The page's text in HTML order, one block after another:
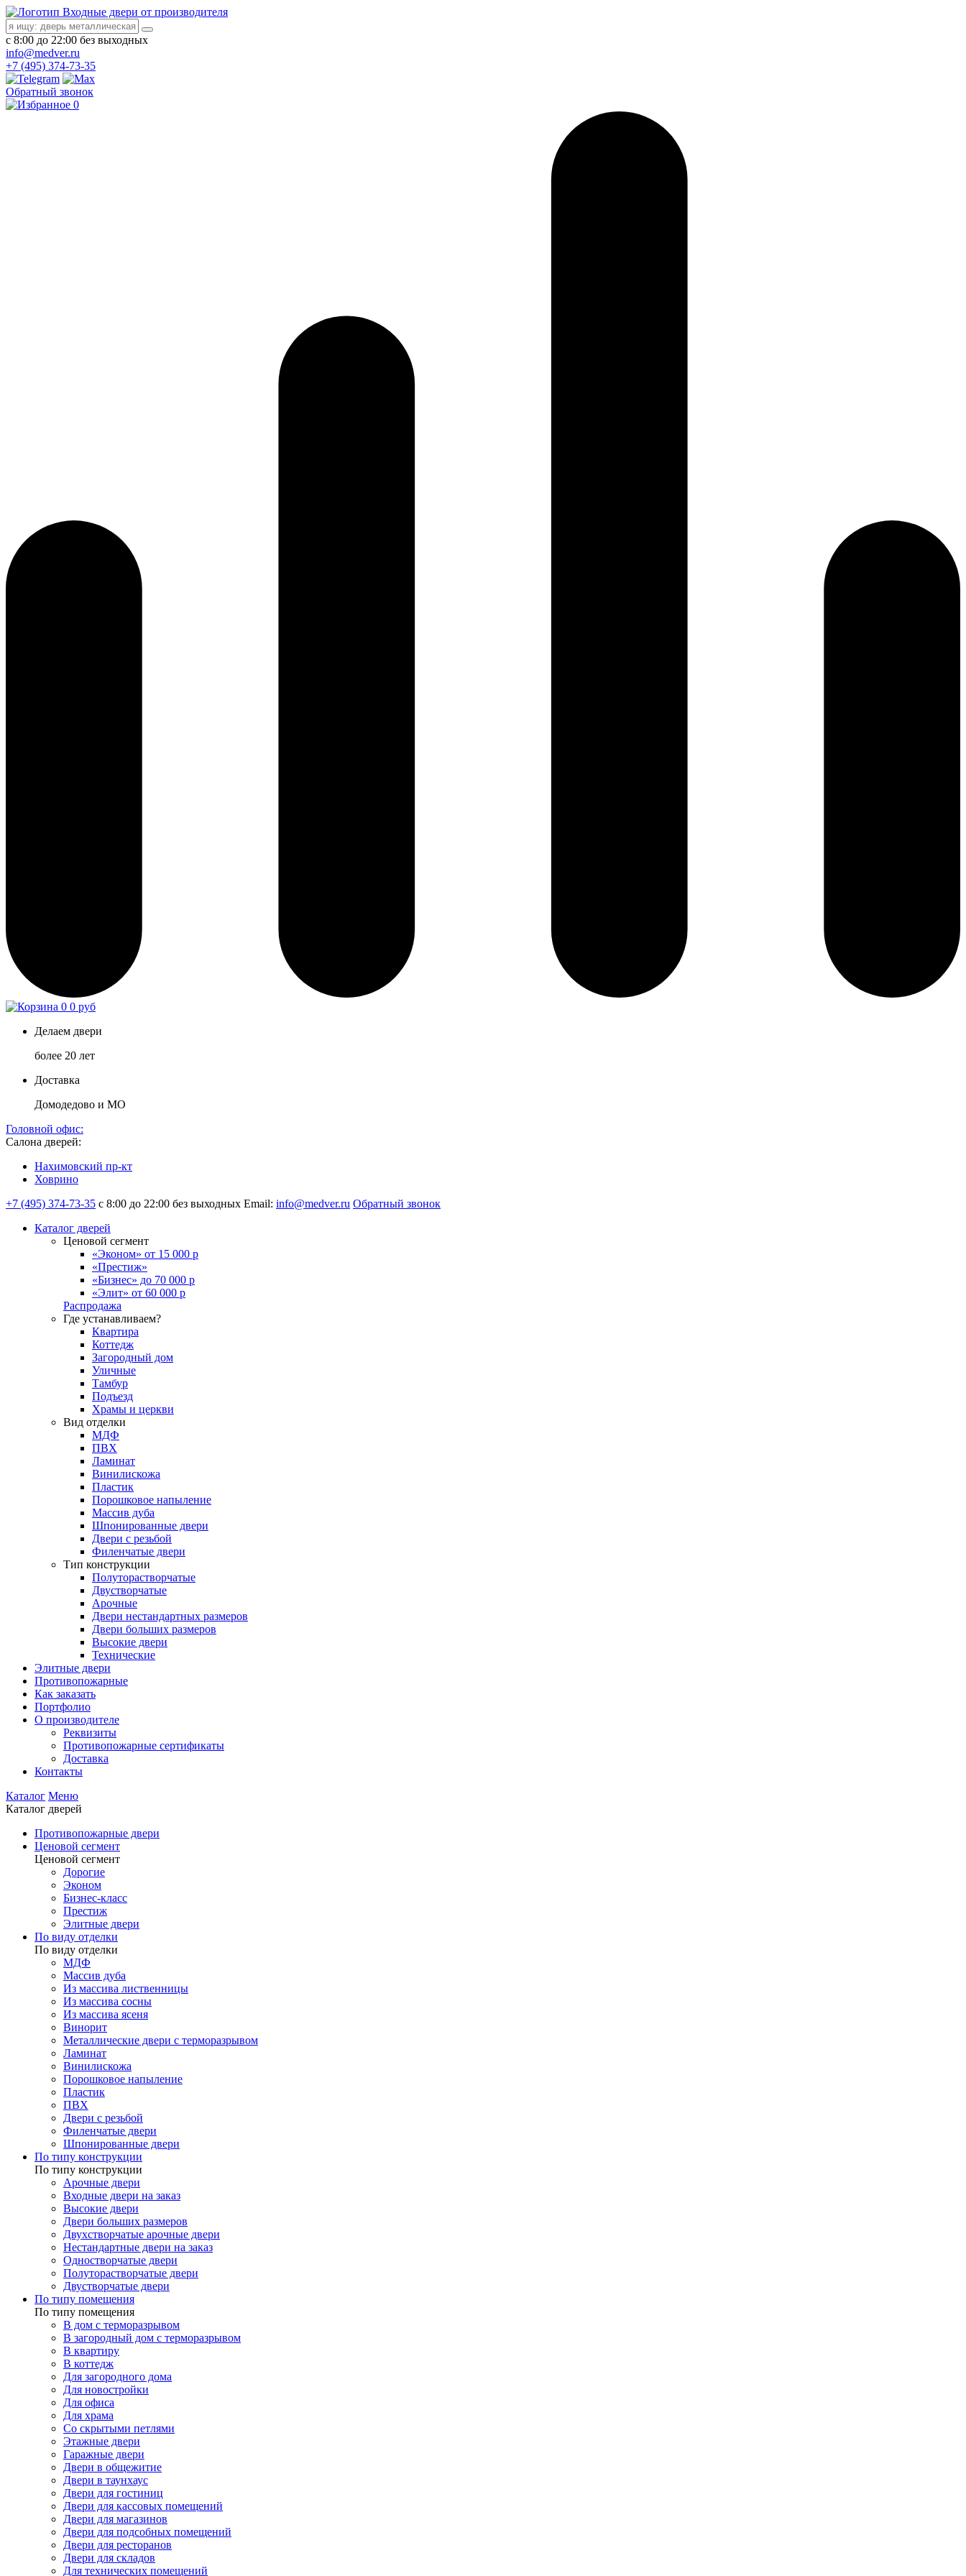
Входные двери от производителя
с 8:00 до 22:00 без выходных
info@medver.ru
+7 (495) 374-73-35
Обратный звонок
0
0 0 руб
Делаем двери
более 20 лет
Доставка
Домодедово и МО
Головной офис:
Салона дверей:
Нахимовский пр-кт
Ховрино
+7 (495) 374-73-35 с 8:00 до 22:00 без выходных Email: info@medver.ru Обратный звонок
Каталог дверей
Ценовой сегмент
«Эконом» от 15 000 р
«Престиж»
«Бизнес» до 70 000 р
«Элит» от 60 000 р
Распродажа
Где устанавливаем?
Квартира
Коттедж
Загородный дом
Уличные
Тамбур
Подъезд
Храмы и церкви
Вид отделки
МДФ
ПВХ
Ламинат
Винилискожа
Пластик
Порошковое напыление
Массив дуба
Шпонированные двери
Двери с резьбой
Филенчатые двери
Тип конструкции
Полуторастворчатые
Двустворчатые
Арочные
Двери нестандартных размеров
Двери больших размеров
Высокие двери
Технические
Элитные двери
Противопожарные
Как заказать
Портфолио
О производителе
Реквизиты
Противопожарные сертификаты
Доставка
Контакты
Каталог Меню
Каталог дверей
Противопожарные двери
Ценовой сегмент
Ценовой сегмент
Дорогие
Эконом
Бизнес-класс
Престиж
Элитные двери
По виду отделки
По виду отделки
МДФ
Массив дуба
Из массива лиственницы
Из массива сосны
Из массива ясеня
Винорит
Металлические двери с терморазрывом
Ламинат
Винилискожа
Порошковое напыление
Пластик
ПВХ
Двери с резьбой
Филенчатые двери
Шпонированные двери
По типу конструкции
По типу конструкции
Арочные двери
Входные двери на заказ
Высокие двери
Двери больших размеров
Двухстворчатые арочные двери
Нестандартные двери на заказ
Одностворчатые двери
Полуторастворчатые двери
Двустворчатые двери
По типу помещения
По типу помещения
В дом с терморазрывом
В загородный дом с терморазрывом
В квартиру
В коттедж
Для загородного дома
Для новостройки
Для офиса
Для храма
Со скрытыми петлями
Этажные двери
Гаражные двери
Двери в общежитие
Двери в таунхаус
Двери для гостиниц
Двери для кассовых помещений
Двери для магазинов
Двери для подсобных помещений
Двери для ресторанов
Двери для складов
Для технических помещений